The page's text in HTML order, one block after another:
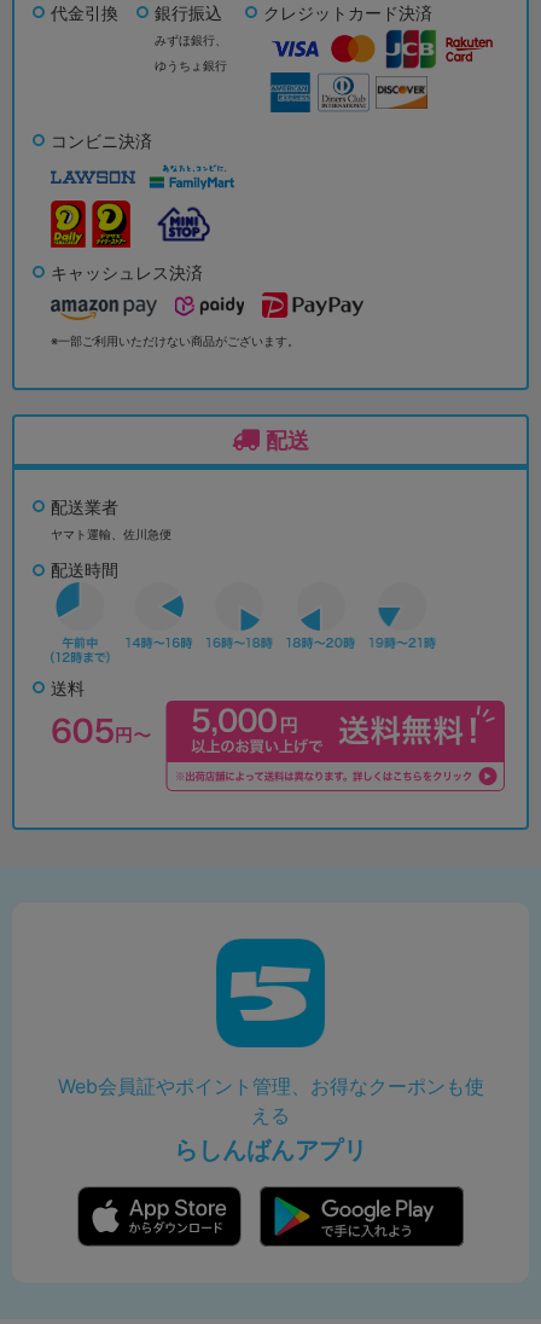
代金引換 銀行振込
みずほ銀行、
ゆうちょ銀行
クレジットカード決済
コンビニ決済
キャッシュレス決済
※一部ご利用いただけない商品がございます。
配送
配送業者
ヤマト運輸、佐川急便
配送時間
送料
Web会員証やポイント管理、お得なクーポンも使
える
らしんばんアプリ